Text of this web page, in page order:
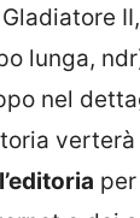
lunga,
nel